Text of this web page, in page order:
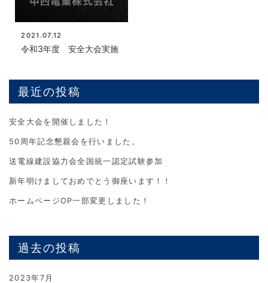
2021.07.12
令和3年度 安全大会実施
最近の投稿
安全大会を開催しました！
50周年記念懇親会を行いました。
送電線建設協力会全国統一認定試験参加
新年明けましておめでとう御座います！！
ホームページOP一部変更しました！
過去の投稿
2023年7月